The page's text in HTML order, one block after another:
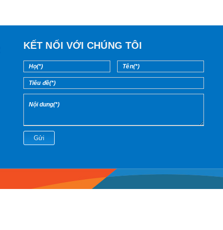
KẾT NỐI VỚI CHÚNG TÔI
Gửi